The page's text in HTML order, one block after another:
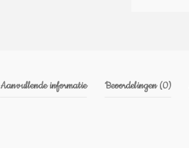
Aanvullende informatie Beoordelingen (0)